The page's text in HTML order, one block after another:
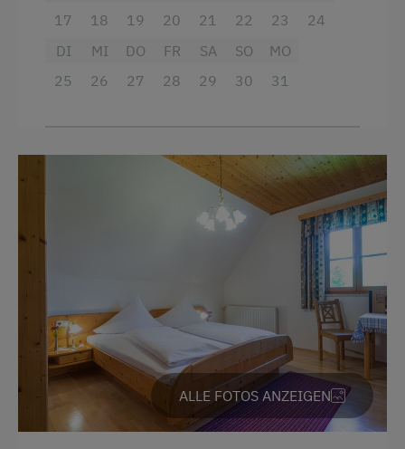
Getränkeerwerb im Haus
Kaffeemaschine
Kinderbett
Küche
17 18 19 20 21 22 23
24
DI
25
MI
26
DO
27
FR
28
SA
29
SO
30
MO
31
ALLE FOTOS ANZEIGEN